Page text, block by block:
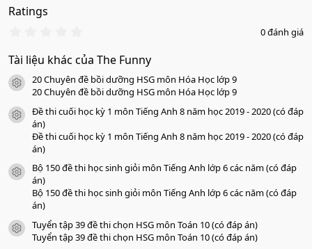
Ratings
0
0
s
a
o
0 đánh giá
Tài liệu khác của The Funny
icon tài liệu
20 Chuyên đề bồi dưỡng HSG môn Hóa Học lớp 9
20 Chuyên đề bồi dưỡng HSG môn Hóa Học lớp 9
icon tài liệu
Đề thi cuối học kỳ 1 môn Tiếng Anh 8 năm học 2019 - 2020 (có đáp
án)
Đề thi cuối học kỳ 1 môn Tiếng Anh 8 năm học 2019 - 2020 (có đáp
án)
icon tài liệu
Bộ 150 đề thi học sinh giỏi môn Tiếng Anh lớp 6 các năm (có đáp
án)
Bộ 150 đề thi học sinh giỏi môn Tiếng Anh lớp 6 các năm (có đáp
án)
icon tài liệu
Tuyển tập 39 đề thi chọn HSG môn Toán 10 (có đáp án)
Tuyển tập 39 đề thi chọn HSG môn Toán 10 (có đáp án)